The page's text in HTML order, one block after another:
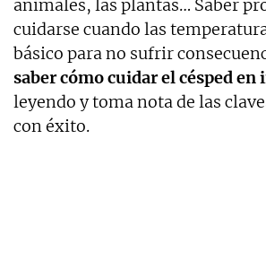
animales, las plantas… Saber
cuidarse cuando las
básico para no sufrir
saber cómo cuidar el césped en
leyendo y toma nota de las
con éxito.